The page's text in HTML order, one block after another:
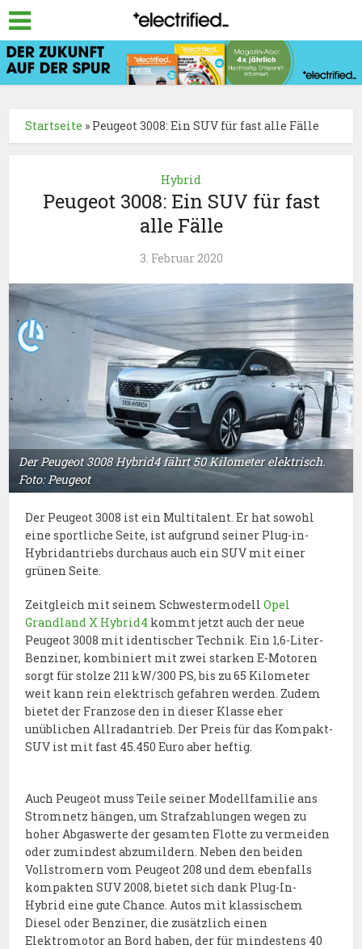
Startseite » Peugeot 3008: Ein SUV für fast alle Fälle
Hybrid
Peugeot 3008: Ein SUV für fast
alle Fälle
3. Februar 2020
Der Peugeot 3008 Hybrid4 fährt 50 Kilometer elektrisch.
Foto: Peugeot
Der Peugeot 3008 ist ein Multitalent. Er hat sowohl
eine sportliche Seite, ist aufgrund seiner Plug-in-
Hybridantriebs durchaus auch ein SUV mit einer
grünen Seite.
Zeitgleich mit seinem SchwestermodellOpel
Grandland X Hybrid4 kommt jetzt auch der neue
Peugeot 3008 mit identischer Technik. Ein 1,6-Liter-
Benziner, kombiniert mit zwei starken E-Motoren
sorgt für stolze 211 kW/300 PS, bis zu 65 Kilometer
weit kann rein elektrisch gefahren werden. Zudem
bietet der Franzose den in dieser Klasse eher
unüblichen Allradantrieb. Der Preis für das Kompakt-
SUV ist mit fast 45.450 Euro aber heftig.
Auch Peugeot muss Teile seiner Modellfamilie ans
Stromnetz hängen, um Strafzahlungen wegen zu
hoher Abgaswerte der gesamten Flotte zu vermeiden
oder zumindest abzumildern. Neben den beiden
Vollstromern vom Peugeot 208 und dem ebenfalls
kompakten SUV 2008, bietet sich dank Plug-In-
Hybrid eine gute Chance. Autos mit klassischem
Diesel oder Benziner, die zusätzlich einen
Elektromotor an Bord haben, der für mindestens 40